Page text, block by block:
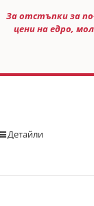
За отстъпки за
цени на едро,
Детайли